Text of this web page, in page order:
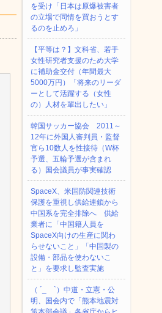
を受け「日本は原爆被害者
の立場で同情を買おうとす
るのを止めろ」
【平等は？】文科省、若手
女性研究者支援のため大学
に補助金交付（年間最大
5000万円）「将来のリーダ
ーとして活躍する（女性
の）人材を輩出したい」
韓国サッカー協会 2011～
12年に外国人審判員・監督
官ら10数人を性接待（W杯
予選、五輪予選が含まれ
る）国会議員が事実確認
SpaceX、米国防関連技術
保護を重視し供給連鎖から
中国系を完全排除へ 供給
業者に「中国籍人員を
SpaceX向けの生産に関わ
らせないこと」「中国製の
設備・部品を使わないこ
と」を要求し監査実施
（ ´_ゝ`）中道・立憲・公
明、国会内で「熊本地震対